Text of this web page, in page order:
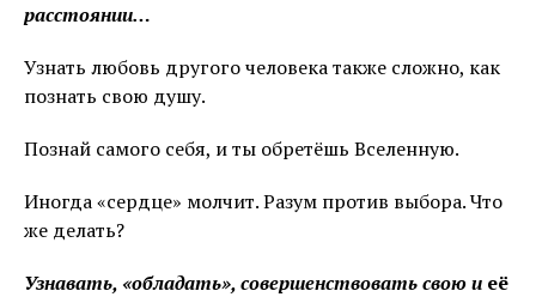
расстоянии…
Узнать любовь другого человека также сложно, как
познать свою душу.
Познай самого себя, и ты обретёшь Вселенную.
Иногда «сердце» молчит. Разум против выбора. Что
же делать?
Узнавать, «обладать», совершенствовать свою и её